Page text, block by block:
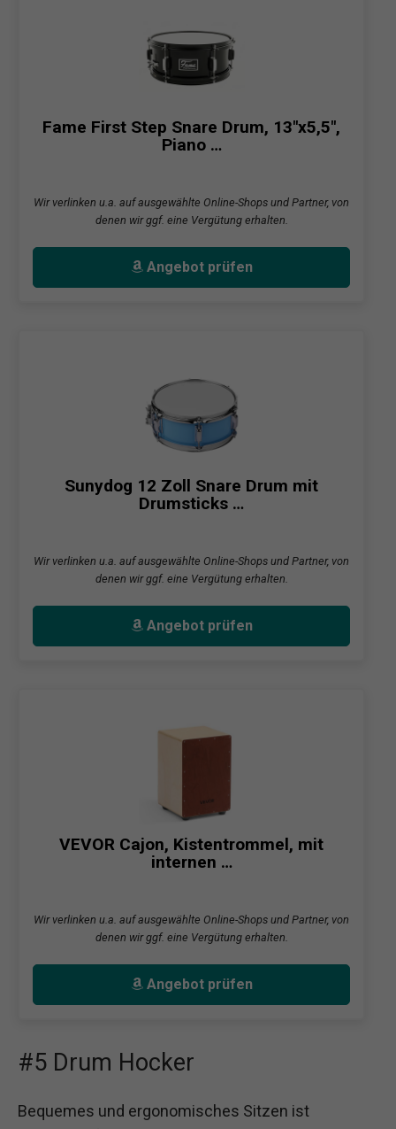
Fame First Step Snare Drum, 13"x5,5",
Piano …
Wir verlinken u.a. auf ausgewählte Online-Shops und Partner, von
denen wir ggf. eine Vergütung erhalten.
Angebot prüfen
Sunydog 12 Zoll Snare Drum mit
Drumsticks …
Wir verlinken u.a. auf ausgewählte Online-Shops und Partner, von
denen wir ggf. eine Vergütung erhalten.
Angebot prüfen
VEVOR Cajon, Kistentrommel, mit
internen …
Wir verlinken u.a. auf ausgewählte Online-Shops und Partner, von
denen wir ggf. eine Vergütung erhalten.
Angebot prüfen
#5 Drum Hocker
Bequemes und ergonomisches Sitzen ist